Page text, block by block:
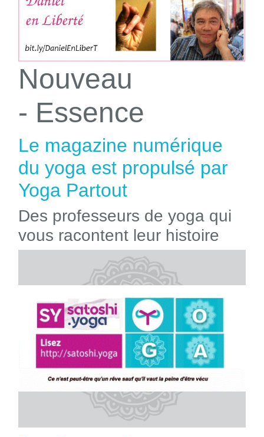
Nouveau
- Essence
Le magazine numérique
du yoga est propulsé par
Yoga Partout
Des professeurs de yoga qui
vous racontent leur histoire